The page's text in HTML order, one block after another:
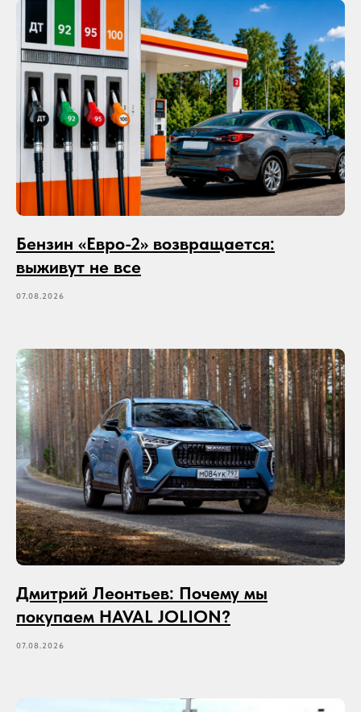
Бензин «Евро-2» возвращается:
выживут не все
07.08.2026
Дмитрий Леонтьев: Почему мы
покупаем HAVAL JOLION?
07.08.2026